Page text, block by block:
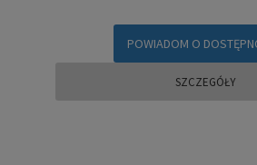
POWIADOM O
SZCZEGÓŁY